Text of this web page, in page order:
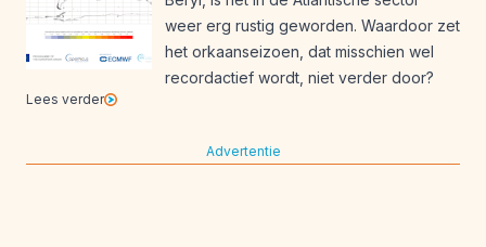
weer erg rustig geworden. Waardoor zet
het orkaanseizoen, dat misschien wel
recordactief wordt, niet verder door?
Lees verder
Advertentie